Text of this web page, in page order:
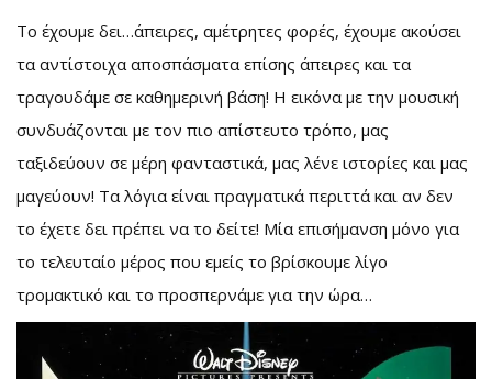
Το έχουμε δει…άπειρες, αμέτρητες φορές, έχουμε ακούσει
τα αντίστοιχα αποσπάσματα επίσης άπειρες και τα
τραγουδάμε σε καθημερινή βάση! Η εικόνα με την μουσική
συνδυάζονται με τον πιο απίστευτο τρόπο, μας
ταξιδεύουν σε μέρη φανταστικά, μας λένε ιστορίες και μας
μαγεύουν! Τα λόγια είναι πραγματικά περιττά και αν δεν
το έχετε δει πρέπει να το δείτε! Μία επισήμανση μόνο για
το τελευταίο μέρος που εμείς το βρίσκουμε λίγο
τρομακτικό και το προσπερνάμε για την ώρα…